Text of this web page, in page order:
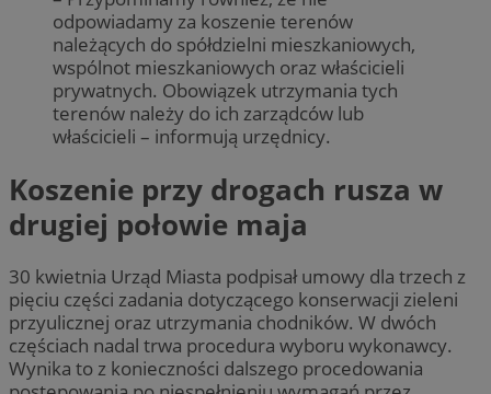
odpowiadamy za koszenie terenów
należących do spółdzielni mieszkaniowych,
wspólnot mieszkaniowych oraz właścicieli
prywatnych. Obowiązek utrzymania tych
terenów należy do ich zarządców lub
właścicieli – informują urzędnicy.
Koszenie przy drogach rusza w
drugiej połowie maja
30 kwietnia Urząd Miasta podpisał umowy dla trzech z
pięciu części zadania dotyczącego konserwacji zieleni
przyulicznej oraz utrzymania chodników. W dwóch
częściach nadal trwa procedura wyboru wykonawcy.
Wynika to z konieczności dalszego procedowania